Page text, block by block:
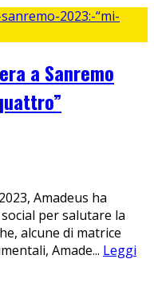
a Sanremo
Amadeus ha
per salutare la
alcune di matrice
Amade... Leggi